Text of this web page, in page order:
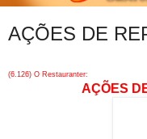
AÇÕES DE
(6.126) O Restauranter:
AÇÕES